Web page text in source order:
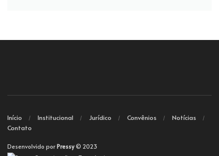
Início Institucional Jurídico Convênios
Notícias
Contato
Desenvolvido porPressy© 2023